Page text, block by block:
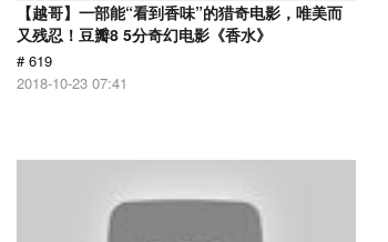
【越哥】一部能“看到香味”的猎奇电影，唯美而
又残忍！豆瓣8 5分奇幻电影《香水》
# 619
2018-10-23 07:41